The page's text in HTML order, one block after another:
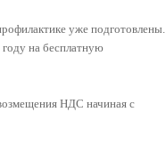
уже подготовлены.
на бесплатную
НДС начиная с